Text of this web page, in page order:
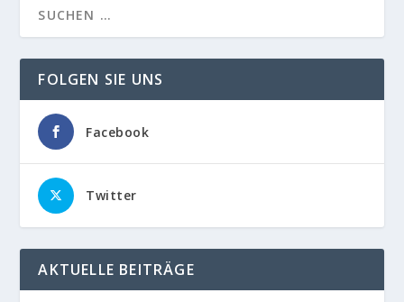
FOLGEN SIE UNS
Facebook
Twitter
AKTUELLE BEITRÄGE